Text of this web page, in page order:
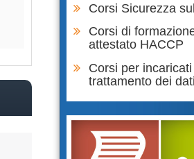
Acquista
Corsi Sicurezza
Corsi di
attestato HACCP
Corsi per incaricati
trattamento dei